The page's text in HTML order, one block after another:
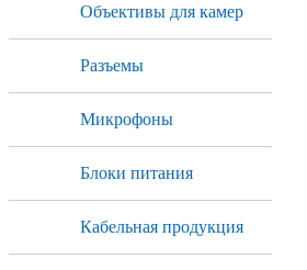
Объективы для камер
Разъемы
Микрофоны
Блоки питания
Кабельная продукция